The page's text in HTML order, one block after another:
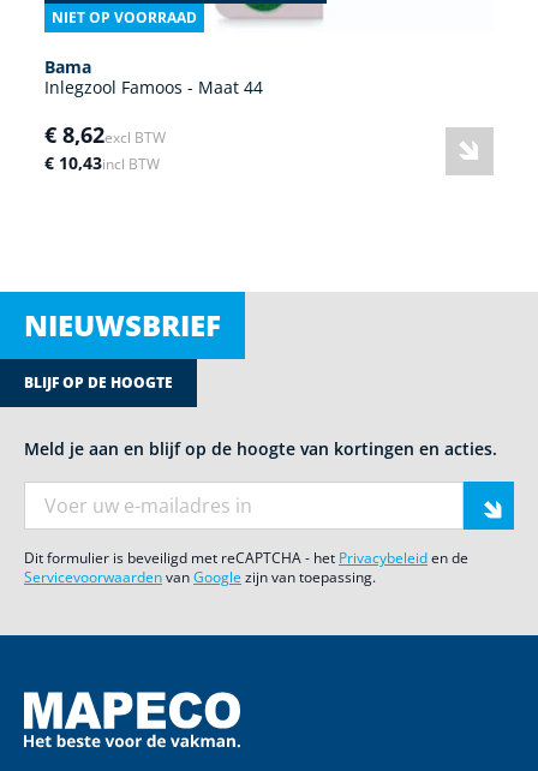
NIET OP VOORRAAD
Bama
Inlegzool Famoos - Maat 44
€ 8,62excl BTW
€ 10,43incl BTW
NIEUWSBRIEF
BLIJF OP DE HOOGTE
Meld je aan en blijf op de hoogte van kortingen en acties.
Dit formulier is beveiligd met reCAPTCHA - het Privacybeleiden de
ServicevoorwaardenvanGoogle zijn van toepassing.